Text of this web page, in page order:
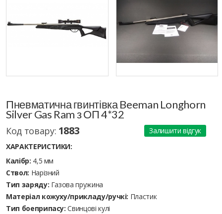
Пневматична гвинтівка Beeman Longhorn
Silver Gas Ram з ОП 4*32
Код товару: 1883
Залишити відгук
ХАРАКТЕРИСТИКИ:
Калібр: 4,5 мм
Ствол: Нарізний
Тип заряду: Газова пружина
Матеріал кожуху/прикладу/ручкі: Пластик
Тип боеприпасу: Cвинцові кулі